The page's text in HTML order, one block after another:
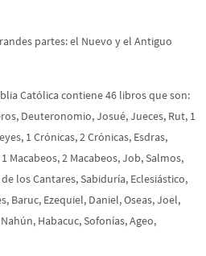
partes: el Nuevo y el Antiguo
Católica contiene 46 libros que son:
Deuteronomio, Josué, Jueces, Rut, 1
1 Crónicas, 2 Crónicas, Esdras,
Macabeos, 2 Macabeos, Job, Salmos,
los Cantares, Sabiduría, Eclesiástico,
Baruc, Ezequiel, Daniel, Oseas, Joel,
Habacuc, Sofonías, Ageo,